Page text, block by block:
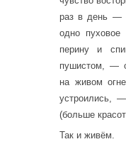
раз в день —
одно пуховое
перину и
пушистом, —
на живом
устроились,
(больше
Так и живём.